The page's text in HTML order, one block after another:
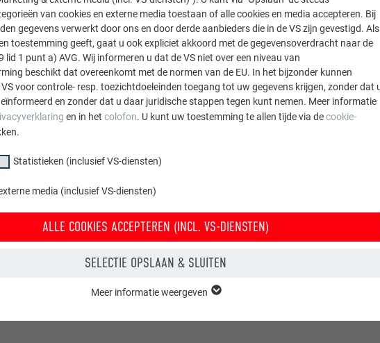
en servicewerkzaamheden moeten passende maatregelen getroffen
van cookies en externe media toestaan of alle cookies en media accepteren. Bij
gegevens verwerkt door ons en door derde aanbieders die in de VS zijn gevestigd. Als
toestemming geeft, gaat u ook expliciet akkoord met de gegevensoverdracht naar de
lid 1 punt a) AVG. Wij informeren u dat de VS niet over een niveau van
beschikt dat overeenkomt met de normen van de EU. In het bijzonder kunnen
voor controle- resp. toezichtdoeleinden toegang tot uw gegevens krijgen, zonder dat
en zonder dat u daar juridische stappen tegen kunt nemen. Meer informatie
en in het colofon. U kunt uw toestemming te allen tijde via decookie-
Statistieken (inclusief VS-diensten)
media (inclusief VS-diensten)
ALLE COOKIES ACCEPTEREN (INCL. VS-DIENSTEN)
SELECTIE OPSLAAN & SLUITEN
Meer informatie weergeven